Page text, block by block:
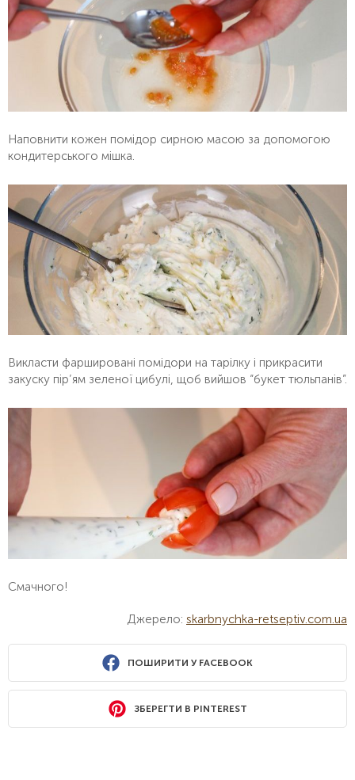
Наповнити кожен помідор сирною масою за допомогою
кондитерського мішка.
Викласти фаршировані помідори на тарілку і прикрасити
закуску пір’ям зеленої цибулі, щоб вийшов “букет тюльпанів”.
Смачного!
Джерело: skarbnychka-retseptiv.com.ua
ПОШИРИТИ У FACEBOOK
ЗБЕРЕГТИ В PINTEREST